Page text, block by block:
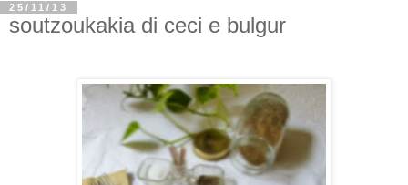
25/11/13
soutzoukakia di ceci e bulgur